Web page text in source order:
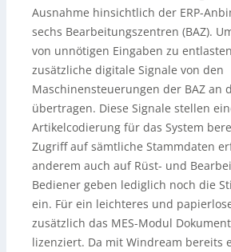
Ausnahme hinsichtlich der ERP-
sechs Bearbeitungszentren (BAZ).
von unnötigen Eingaben zu
zusätzliche digitale Signale von den
Maschinensteuerungen der BAZ an
übertragen. Diese Signale stellen
Artikelcodierung für das System
Zugriff auf sämtliche Stammdaten
anderem auch auf Rüst- und
Bediener geben lediglich noch die
ein. Für ein leichteres und
zusätzlich das MES-Modul
lizenziert. Da mit Windream bereits